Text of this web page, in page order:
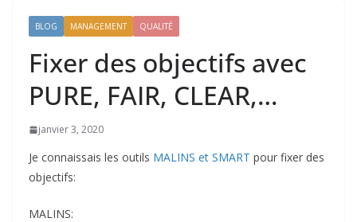
BLOG MANAGEMENT QUALITÉ
Fixer des objectifs avec
PURE, FAIR, CLEAR,…
janvier 3, 2020
Je connaissais les outils MALINS et SMART pour fixer des
objectifs:
MALINS: